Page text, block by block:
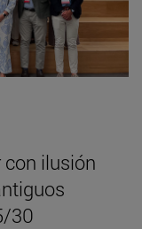
ilusión
30